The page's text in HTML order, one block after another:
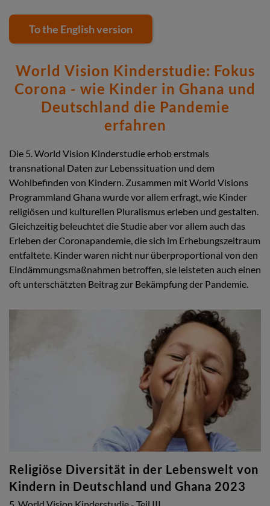
To the English version
World Vision Kinderstudie: Fokus
Corona - wie Kinder in Ghana und
Deutschland die Pandemie
erfahren
Die 5. World Vision Kinderstudie erhob erstmals
transnational Daten zur Lebenssituation und dem
Wohlbefinden von Kindern. Zusammen mit World Visions
Programmland Ghana wurde vor allem erfragt, wie Kinder
religiösen und kulturellen Pluralismus erleben und gestalten.
Gleichzeitig beleuchtet die Studie aber vor allem auch das
Erleben der Coronapandemie, die sich im Erhebungszeitraum
entfaltete. Kinder waren nicht nur überproportional von den
Eindämmungsmaßnahmen betroffen, sie leisteten auch einen
oft unterschätzten Beitrag zur Bekämpfung der Pandemie.
Religiöse Diversität in der Lebenswelt von
Kindern in Deutschland und Ghana 2023